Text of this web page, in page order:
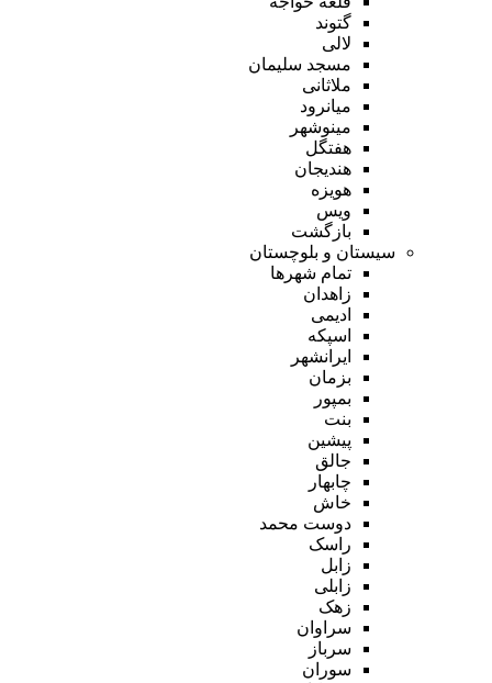
گتوند
لالی
مسجد سلیمان
ملاثانی
میانرود
مینوشهر
هفتگل
هندیجان
هویزه
ویس
بازگشت
سیستان و بلوچستان
تمام شهر‌ها
زاهدان
ادیمی
اسپکه
ایرانشهر
بزمان
بمپور
بنت
پیشین
جالق
چابهار
خاش
دوست محمد
راسک
زابل
زابلی
زهک
سراوان
سرباز
سوران